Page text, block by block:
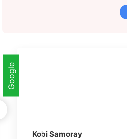
Google
Kobi Samoray